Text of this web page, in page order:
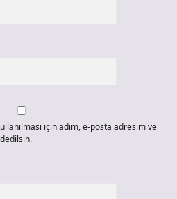
için adım, e-posta adresim ve